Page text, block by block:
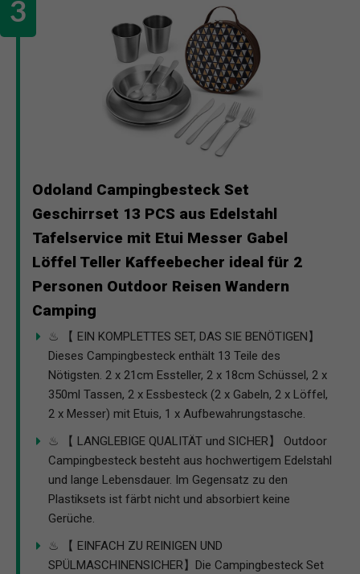
Odoland Campingbesteck Set
Geschirrset 13 PCS aus Edelstahl
Tafelservice mit Etui Messer Gabel
Löffel Teller Kaffeebecher ideal für 2
Personen Outdoor Reisen Wandern
Camping
♨ 【 EIN KOMPLETTES SET, DAS SIE BENÖTIGEN】
Dieses Campingbesteck enthält 13 Teile des
Nötigsten. 2 x 21cm Essteller, 2 x 18cm Schüssel, 2 x
350ml Tassen, 2 x Essbesteck (2 x Gabeln, 2 x Löffel,
2 x Messer) mit Etuis, 1 x Aufbewahrungstasche.
♨ 【 LANGLEBIGE QUALITÄT und SICHER】 Outdoor
Campingbesteck besteht aus hochwertigem Edelstahl
und lange Lebensdauer. Im Gegensatz zu den
Plastiksets ist färbt nicht und absorbiert keine
Gerüche.
♨ 【 EINFACH ZU REINIGEN UND
SPÜLMASCHINENSICHER】Die Campingbesteck Set